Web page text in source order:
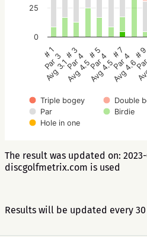
Triple bogey Double
Par
Birdie
Hole in one
# 1
Par 3
Avg 3.1
# 3
Par 4
Avg 4.5
# 5
Par 4
Avg 4.5
# 7
Par 4
Avg 4.6
#
0
25
The result was updated on: 2023-
discgolfmetrix.com is used
Results will be updated every 30